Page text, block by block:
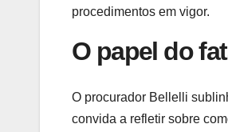
procedimentos em vigor.
O papel do
O procurador Bellelli
convida a refletir sobre